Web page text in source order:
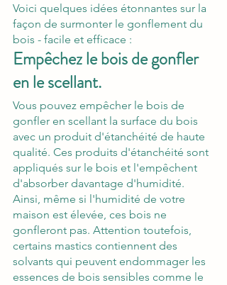
Voici quelques idées étonnantes sur la
façon de surmonter le gonflement du
bois - facile et efficace :
Empêchez le bois de gonfler
en le scellant.
Vous pouvez empêcher le bois de
gonfler en scellant la surface du bois
avec un produit d'étanchéité de haute
qualité. Ces produits d'étanchéité sont
appliqués sur le bois et l'empêchent
d'absorber davantage d'humidité.
Ainsi, même si l'humidité de votre
maison est élevée, ces bois ne
gonfleront pas. Attention toutefois,
certains mastics contiennent des
solvants qui peuvent endommager les
essences de bois sensibles comme le